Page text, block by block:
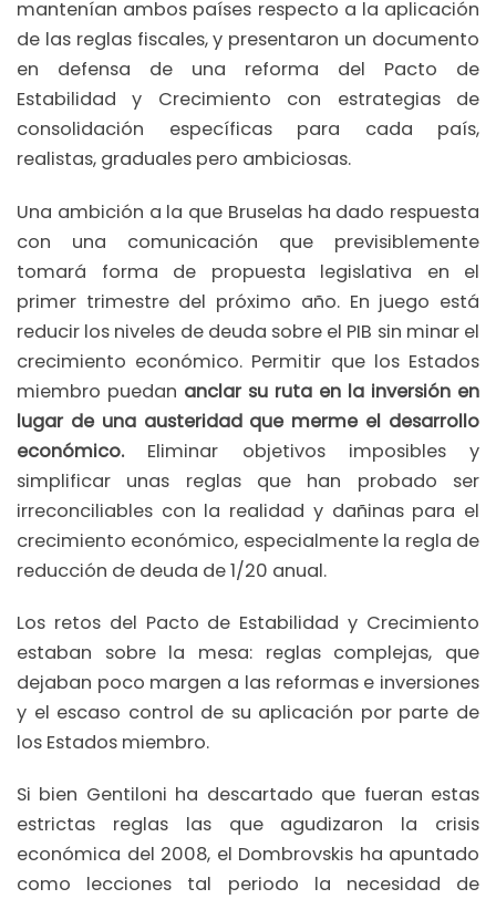
mantenían ambos países respecto a la aplicación
de las reglas fiscales, y presentaron un documento
en defensa de una reforma del Pacto de
Estabilidad y Crecimiento con estrategias de
consolidación específicas para cada país,
realistas, graduales pero ambiciosas.
Una ambición a la que Bruselas ha dado respuesta
con una comunicación que previsiblemente
tomará forma de propuesta legislativa en el
primer trimestre del próximo año. En juego está
reducir los niveles de deuda sobre el PIB sin minar el
crecimiento económico. Permitir que los Estados
miembro puedan anclar su ruta en la inversión en
lugar de una austeridad que merme el desarrollo
económico. Eliminar objetivos imposibles y
simplificar unas reglas que han probado ser
irreconciliables con la realidad y dañinas para el
crecimiento económico, especialmente la regla de
reducción de deuda de 1/20 anual.
Los retos del Pacto de Estabilidad y Crecimiento
estaban sobre la mesa: reglas complejas, que
dejaban poco margen a las reformas e inversiones
y el escaso control de su aplicación por parte de
los Estados miembro.
Si bien Gentiloni ha descartado que fueran estas
estrictas reglas las que agudizaron la crisis
económica del 2008, el Dombrovskis ha apuntado
como lecciones tal periodo la necesidad de